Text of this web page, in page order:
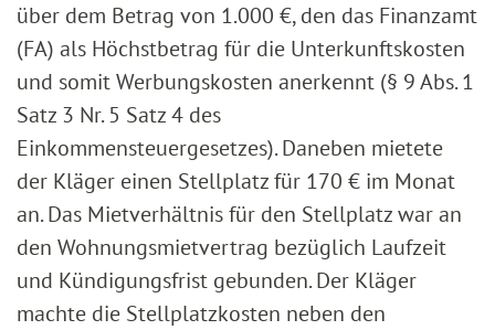
über dem Betrag von 1.000 €, den das Finanzamt
(FA) als Höchstbetrag für die Unterkunftskosten
und somit Werbungskosten anerkennt (§ 9 Abs. 1
Satz 3 Nr. 5 Satz 4 des
Einkommensteuergesetzes). Daneben mietete
der Kläger einen Stellplatz für 170 € im Monat
an. Das Mietverhältnis für den Stellplatz war an
den Wohnungsmietvertrag bezüglich Laufzeit
und Kündigungsfrist gebunden. Der Kläger
machte die Stellplatzkosten neben den